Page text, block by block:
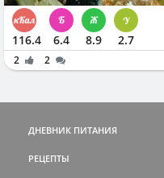
116.4 6.4 8.9 2.7
2 2
ДНЕВНИК ПИТАНИЯ
РЕЦЕПТЫ